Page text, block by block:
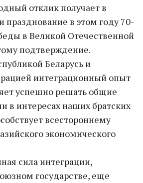
отклик получает в
празднование в этом году 70-
в Великой Отечественной
подтверждение.
Беларусь и
интеграционный опыт
успешно решать общие
в интересах наших братских
всестороннему
экономического
сила интеграции,
государстве, еще